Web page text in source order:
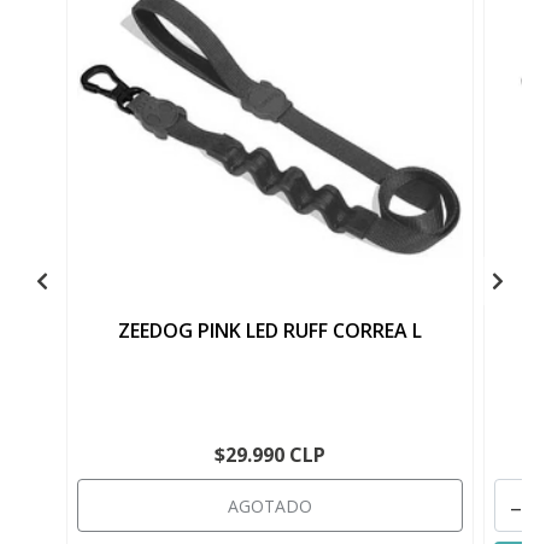
ZEEDOG PINK LED RUFF CORREA L
$29.990 CLP
AGOTADO -